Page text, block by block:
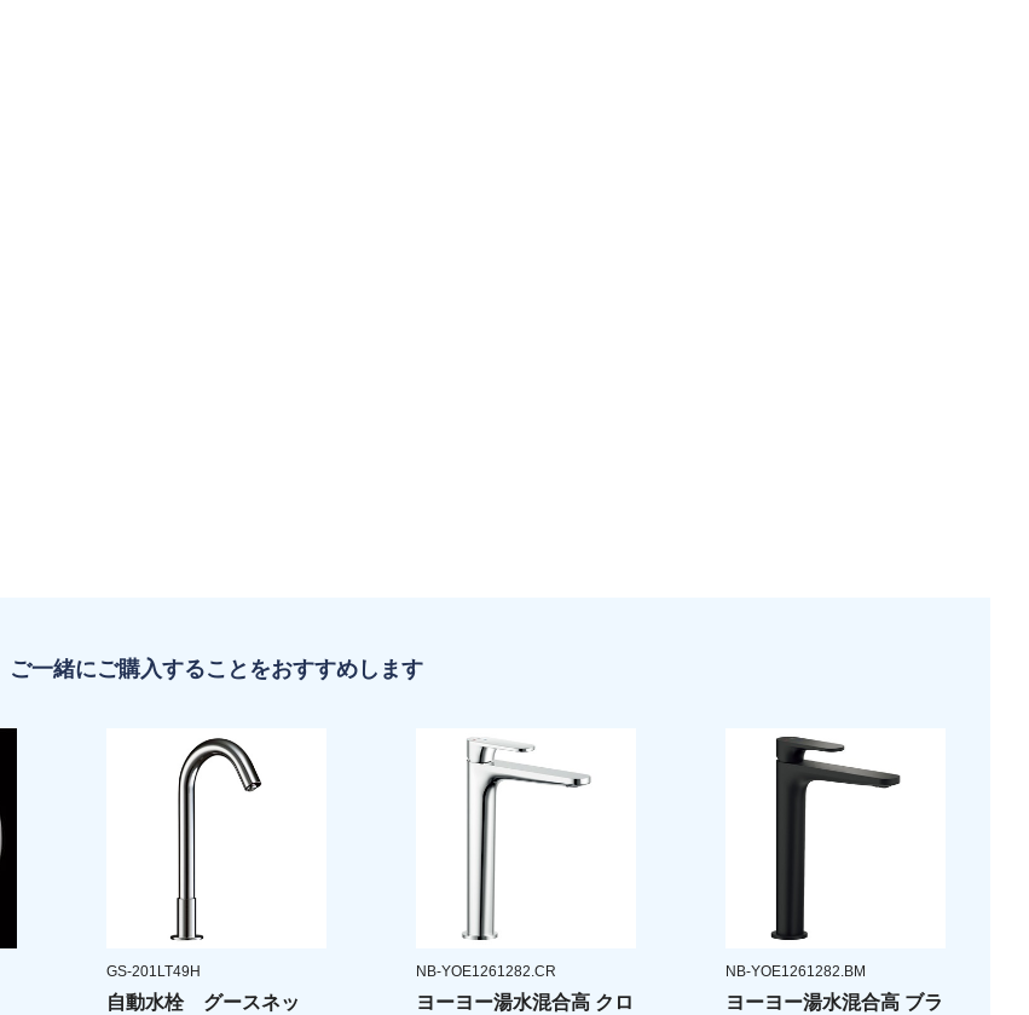
ご一緒にご購入することをおすすめします
GS-201LT49H
自動水栓 グースネッ
NB-YOE1261282.CR
ヨーヨー湯水混合高 クロ
NB-YOE1261282.BM
ヨーヨー湯水混合高 ブラ